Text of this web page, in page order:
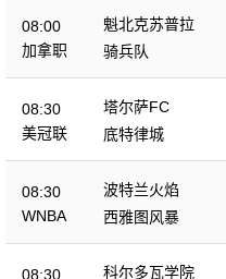
08:00
加拿职
魁北克苏普拉
骑兵队
08:30
美冠联
塔尔萨FC
底特律城
08:30
WNBA
波特兰火焰
西雅图风暴
08:30
科尔多瓦学院